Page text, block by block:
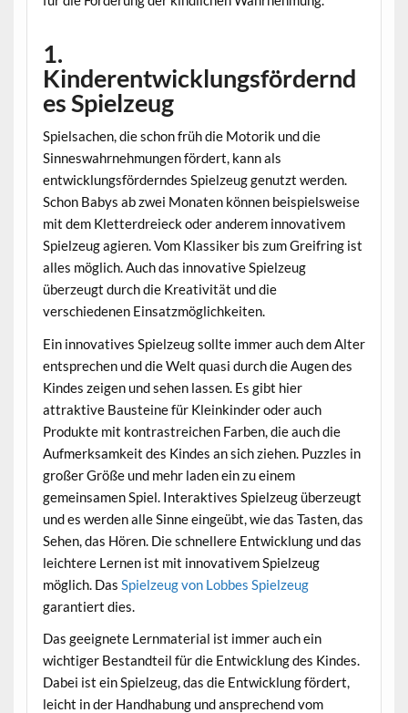
1.
Kinderentwicklungsfördernd
es Spielzeug
Spielsachen, die schon früh die Motorik und die
Sinneswahrnehmungen fördert, kann als
entwicklungsförderndes Spielzeug genutzt werden.
Schon Babys ab zwei Monaten können beispielsweise
mit dem Kletterdreieck oder anderem innovativem
Spielzeug agieren. Vom Klassiker bis zum Greifring ist
alles möglich. Auch das innovative Spielzeug
überzeugt durch die Kreativität und die
verschiedenen Einsatzmöglichkeiten.
Ein innovatives Spielzeug sollte immer auch dem Alter
entsprechen und die Welt quasi durch die Augen des
Kindes zeigen und sehen lassen. Es gibt hier
attraktive Bausteine für Kleinkinder oder auch
Produkte mit kontrastreichen Farben, die auch die
Aufmerksamkeit des Kindes an sich ziehen. Puzzles in
großer Größe und mehr laden ein zu einem
gemeinsamen Spiel. Interaktives Spielzeug überzeugt
und es werden alle Sinne eingeübt, wie das Tasten, das
Sehen, das Hören. Die schnellere Entwicklung und das
leichtere Lernen ist mit innovativem Spielzeug
möglich. Das Spielzeug von Lobbes Spielzeug
garantiert dies.
Das geeignete Lernmaterial ist immer auch ein
wichtiger Bestandteil für die Entwicklung des Kindes.
Dabei ist ein Spielzeug, das die Entwicklung fördert,
leicht in der Handhabung und ansprechend vom